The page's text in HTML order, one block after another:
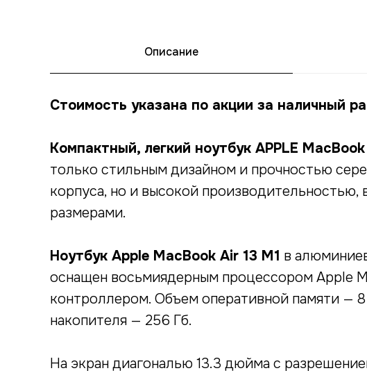
Описание
Стоимость указана по акции за наличный
Компактный, легкий ноутбук APPLE
только стильным дизайном и прочностью
корпуса, но и высокой
размерами.
Ноутбук Apple MacBook Air 13 M1 в
оснащен восьмиядерным процессором Apple
контроллером. Объем оперативной памяти —
накопителя — 256 Гб.
На экран диагональю 13.3 дюйма с